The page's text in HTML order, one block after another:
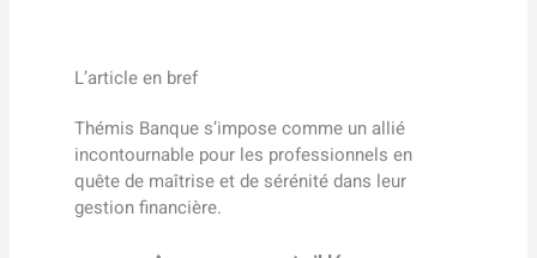
L’article en bref
Thémis Banque s’impose comme un allié
incontournable pour les professionnels en
quête de maîtrise et de sérénité dans leur
gestion financière.